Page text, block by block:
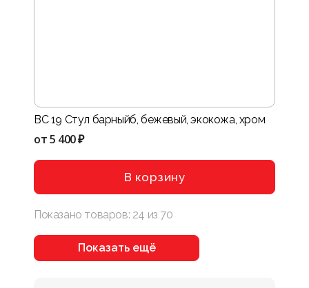
BC 19 Стул барныйб, бежевый, экокожа, хром
от5 400 ₽
В корзину
Показано товаров: 24 из 70
Показать ещё